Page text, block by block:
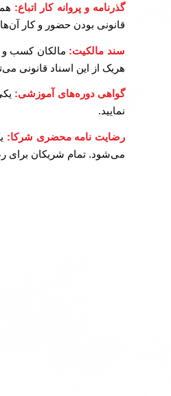
گذرنامه و پروانه کار اتباع:
قانونی بودن حضور و کار
سند مالکیت: مالکان کسب و
هریک از این اسناد قانونی
گواهی دوره‌های آموزشی:
نمایید.
رضایت نامه محضری شرکا:
می‌شود. تمام شریکان برای